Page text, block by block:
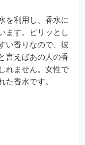
を利用し、香水に
ます。ピリッとし
い香りなので、彼
言えばあの人の香
れません。女性で
た香水です。